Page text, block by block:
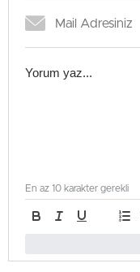
En az 10 karakter gerekli